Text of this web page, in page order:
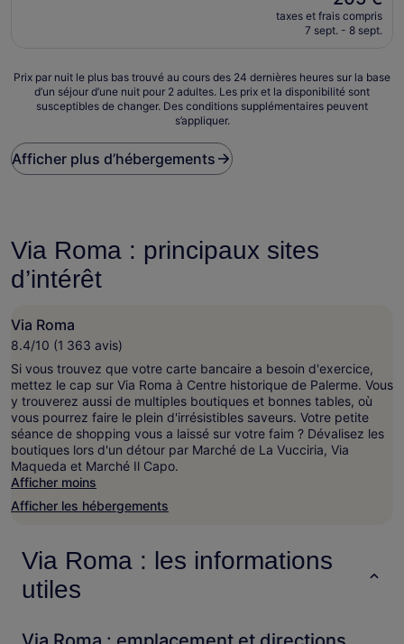
nouveau
prix
205 €
taxes et frais compris
7 sept. - 8 sept.
Prix
plus
bas
trouvé
24 dernières
heures
sur
la
d’un
séjour
d’une
nuit
pour
2 adultes.
Les
prix
et
la
disponibilité
sont
susceptibles
changer.
Des
conditions
supplémentaires
Prix par nuit le plus bas trouvé au cours des 24 dernières heures sur la base
d’un séjour d’une nuit pour 2 adultes. Les prix et la disponibilité sont
susceptibles de changer. Des conditions supplémentaires peuvent
s’appliquer.
Afficher plus d’hébergements
Via Roma : principaux sites
d’intérêt
Via Roma
8.4/10 (1 363 avis)
Si vous trouvez que votre carte bancaire a besoin d'exercice,
mettez le cap sur Via Roma à Centre historique de Palerme. Vous
y trouverez aussi de multiples boutiques et bonnes tables, où
vous pourrez faire le plein d'irrésistibles saveurs. Votre petite
séance de shopping vous a laissé sur votre faim ? Dévalisez les
boutiques lors d'un détour par Marché de La Vucciria, Via
Maqueda et Marché Il Capo.
Afficher moins
Afficher les hébergements
Via Roma : les informations
utiles